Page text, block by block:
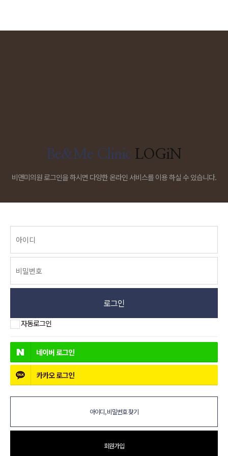
Be&Me Clinic LOGiN
비앤미의원 로그인을 하시면 다양한 온라인 서비스를 이용 하실 수 있습니다.
로그인
자동로그인
네이버 로그인
카카오로그인
아이디, 비밀번호 찾기
회원가입